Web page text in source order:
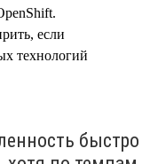
если
технологий
быстро